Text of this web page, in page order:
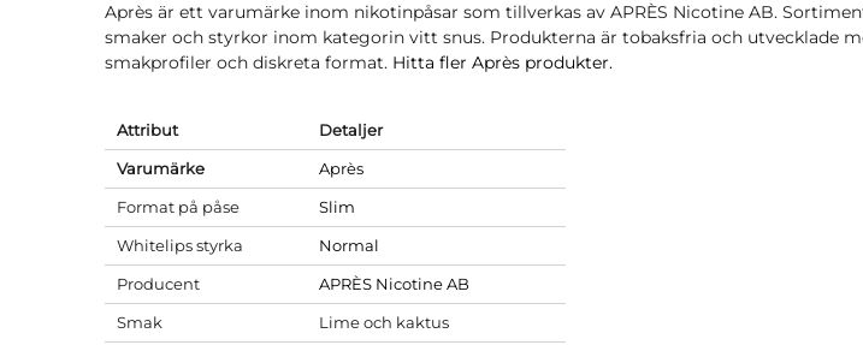
Après är ett varumärke inom nikotinpåsar som tillverkas av APRÈS Nicotine AB.
smaker och styrkor inom kategorin vitt snus. Produkterna är tobaksfria och utvecklade
smakprofiler och diskreta format. Hitta fler Après produkter.
Attribut
Detaljer
Varumärke
Après
Format på påse
Slim
Whitelips styrka
Normal
Producent
APRÈS Nicotine AB
Smak
Lime och kaktus